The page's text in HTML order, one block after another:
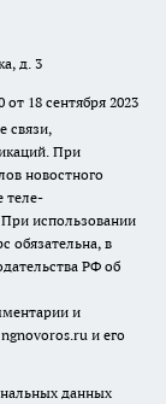
д. 3
от 18 сентября 2023
связи,
При
новостного
теле-
использовании
обязательна, в
РФ об
и
и его
данных